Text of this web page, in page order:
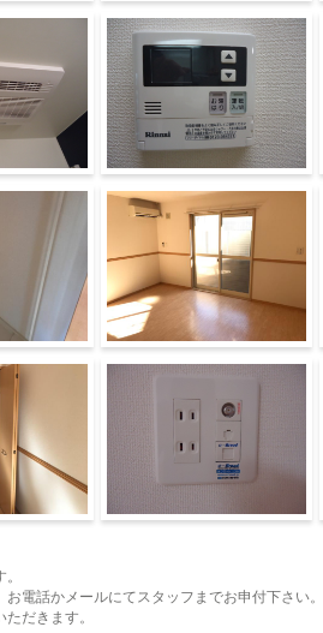
パネル） 洋室
室内設備
洋室
電話かメールにてスタッフまでお申付下さい。
だきます。